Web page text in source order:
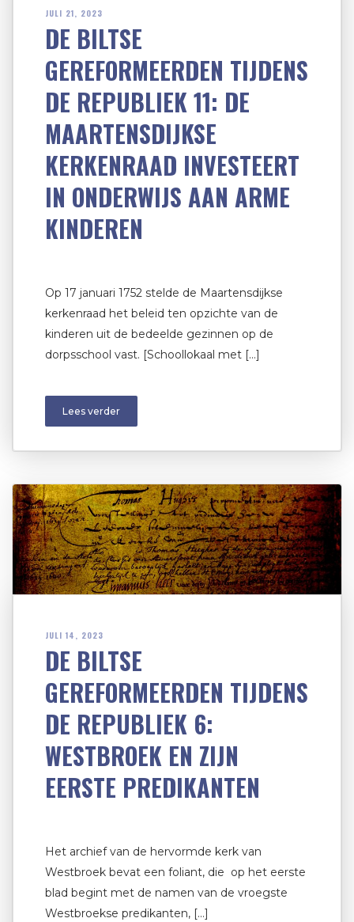
JULI 21, 2023
DE BILTSE
GEREFORMEERDEN TIJDENS
DE REPUBLIEK 11: DE
MAARTENSDIJKSE
KERKENRAAD INVESTEERT
IN ONDERWIJS AAN ARME
KINDEREN
Op 17 januari 1752 stelde de Maartensdijkse
kerkenraad het beleid ten opzichte van de
kinderen uit de bedeelde gezinnen op de
dorpsschool vast. [Schoollokaal met […]
Lees verder
JULI 14, 2023
DE BILTSE
GEREFORMEERDEN TIJDENS
DE REPUBLIEK 6:
WESTBROEK EN ZIJN
EERSTE PREDIKANTEN
Het archief van de hervormde kerk van
Westbroek bevat een foliant, die op het eerste
blad begint met de namen van de vroegste
Westbroekse predikanten, […]